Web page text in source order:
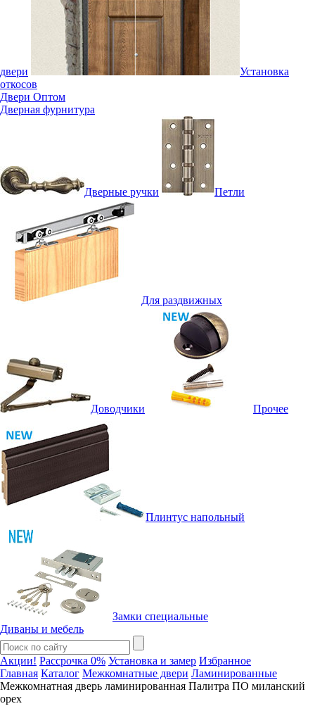
двери
Установка
откосов
Двери Оптом
Дверная фурнитура
Дверные ручки Петли
Для раздвижных
Доводчики Прочее
Плинтус напольный
Замки специальные
Диваны и мебель
Акции! Рассрочка 0% Установка и замер Избранное
Главная Каталог Межкомнатные двери Ламинированные
Межкомнатная дверь ламинированная Палитра ПО миланский
орех